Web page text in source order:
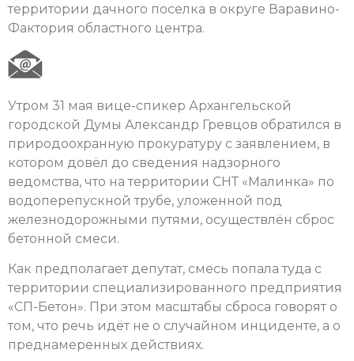
территории дачного поселка в округе Варавино-
Фактория областного центра.
Утром 31 мая вице-спикер Архангельской
городской Думы Александр Гревцов обратился в
природоохранную прокуратуру с заявлением, в
котором довёл до сведения надзорного
ведомства, что на территории СНТ «Малинка» по
водоперепускной трубе, уложенной под
железнодорожными путями, осуществлён сброс
бетонной смеси.
Как предполагает депутат, смесь попала туда с
территории специализированного предприятия
«СП-Бетон». При этом масштабы сброса говорят о
том, что речь идёт не о случайном инциденте, а о
преднамеренных действиях.